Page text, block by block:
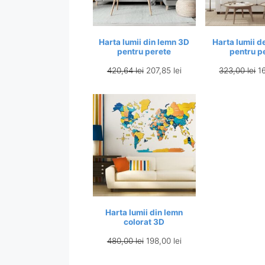
Harta lumii din lemn 3D
pentru perete
420,64lei Prețul
a
fost:
420,64 lei.
207,85 leiPrețul
207,85 lei.
Harta lumii
pentru
323,00lei
Harta lumii din lemn
colorat 3D
480,00lei Prețul
198,00 leiPrețul